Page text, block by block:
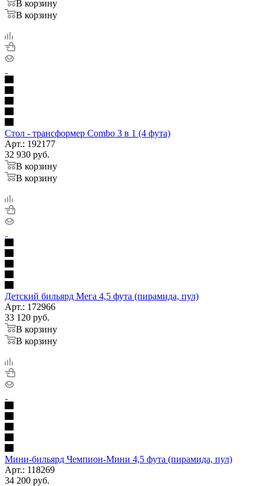
В корзину
В корзину
Стол - трансформер Combo 3 в 1 (4 фута)
Арт.: 192177
32 930 руб.
В корзину
В корзину
Детский бильярд Мега 4,5 фута (пирамида, пул)
Арт.: 172966
33 120 руб.
В корзину
В корзину
Мини-бильярд Чемпион-Мини 4,5 фута (пирамида, пул)
Арт.: 118269
34 200 руб.